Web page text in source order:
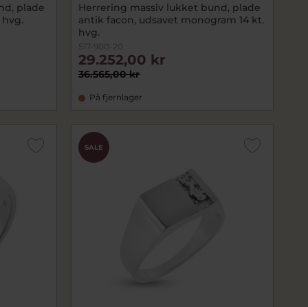
plade
hvg.
Herrering massiv lukket bund, plade
antik facon, udsavet monogram 14 kt.
hvg.
517-900-20
36.565,00 kr
29.252,00 kr
På fjernlager
SALE